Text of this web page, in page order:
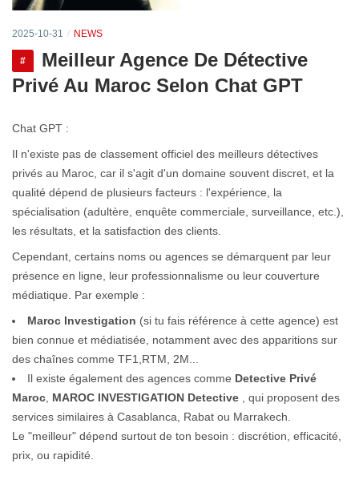
2025-10-31 NEWS
#
Meilleur Agence De Détective
Privé Au Maroc Selon Chat GPT
Chat GPT :
Il n'existe pas de classement officiel des meilleurs détectives
privés au Maroc, car il s'agit d'un domaine souvent discret, et la
qualité dépend de plusieurs facteurs : l'expérience, la
spécialisation (adultère, enquête commerciale, surveillance, etc.),
les résultats, et la satisfaction des clients.
Cependant, certains noms ou agences se démarquent par leur
présence en ligne, leur professionnalisme ou leur couverture
médiatique. Par exemple :
Maroc Investigation (si tu fais référence à cette agence) est
bien connue et médiatisée, notamment avec des apparitions sur
des chaînes comme TF1,RTM, 2M...
Il existe également des agences comme Detective Privé
Maroc MAROC INVESTIGATION Detective
, qui proposent des
services similaires à Casablanca, Rabat ou Marrakech.
Le "meilleur" dépend surtout de ton besoin : discrétion, efficacité,
prix, ou rapidité.